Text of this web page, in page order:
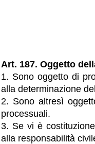
Art. 187. Oggetto
1. Sono oggetto di
alla determinazione
2. Sono altresì
processuali.
3. Se vi è
alla responsabilità